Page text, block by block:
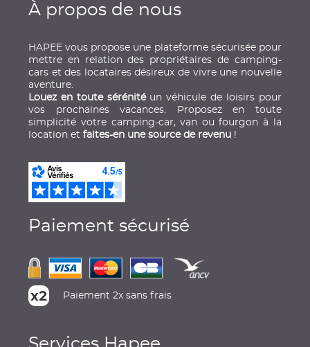
À propos de nous
HAPEE vous propose une plateforme sécurisée pour
mettre en relation des propriétaires de camping-
cars et des locataires désireux de vivre une nouvelle
aventure.
Louez en toute sérénitéun véhicule de loisirs pour
vos prochaines vacances. Proposez en toute
simplicité votre camping-car, van ou fourgon à la
location etfaites-en une source de revenu !
Paiement sécurisé
Paiement 2x sans frais